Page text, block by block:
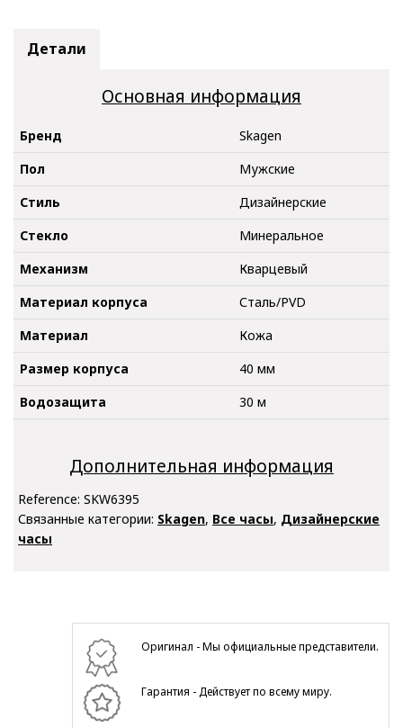
Детали
Основная информация
Бренд
Skagen
Пол
Мужские
Стиль
Дизайнерские
Стекло
Минеральное
Механизм
Кварцевый
Материал корпуса
Сталь/PVD
Материал
Кожа
Размер корпуса
40 мм
Водозащита
30 м
Дополнительная информация
Reference: SKW6395
Связанные категории: Skagen, Все часы, Дизайнерские
часы
Оригинал - Мы официальные представители.
Гарантия - Действует по всему миру.